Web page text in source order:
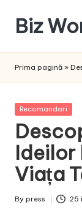
content
Biz
succesul
Prima pagină »
Posted
Recomandari
Ideilor
Viața
Posted
By press 25